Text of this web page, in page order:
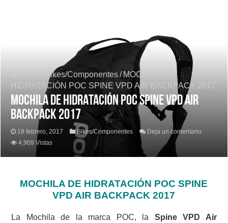
Bikes/Componentes/ MOCHILA DE
HIDRATACIÓN POC SPINE VPD AIR BACKPACK 2017
MOCHILA DE HIDRATACIÓN POC SPINE VPD AIR
BACKPACK 2017
18 febrero, 2017 Bikes/Componentes
Deja un comentario
4,909 Vistas
MOCHILA DE HIDRATACIÓN POC SPINE
VPD AIR BACKPACK 2017
La Mochila de la marca POC, la Spine VPD Air